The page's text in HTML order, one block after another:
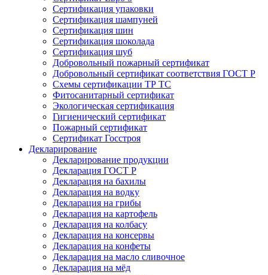
Сертификация упаковки
Сертификация шампуней
Сертификация шин
Сертификация шоколада
Сертификация шуб
Добровольный пожарный сертификат
Добровольный сертификат соответствия ГОСТ Р
Схемы сертификации ТР ТС
Фитосанитарный сертификат
Экологическая сертификация
Гигиенический сертификат
Пожарный сертификат
Сертификат Госстроя
Декларирование
Декларирование продукции
Декларация ГОСТ Р
Декларация на бахилы
Декларация на водку
Декларация на грибы
Декларация на картофель
Декларация на колбасу
Декларация на консервы
Декларация на конфеты
Декларация на масло сливочное
Декларация на мёд